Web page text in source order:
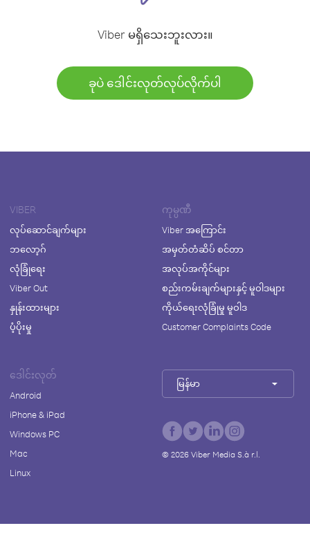
Viber မရှိသေးဘူးလား။
ခုပဲ ဒေါင်းလုတ်လုပ်လိုက်ပါ
VIBER
လုပ်ဆောင်ချက်များ
ဘလော့ဂ်
လုံခြုံရေး
Viber Out
နှုန်းထားများ
ပံ့ပိုးမှု
ကုမ္ပဏီ
Viber အကြောင်း
အမှတ်တံဆိပ် စင်တာ
အလုပ်အကိုင်များ
စည်းကမ်းချက်များနှင့် မူဝါဒများ
ကိုယ်ရေးလုံခြုံမှု မူဝါဒ
Customer Complaints Code
ဒေါင်းလုတ်
Android
iPhone & iPad
Windows PC
Mac
Linux
မြန်မာ
© 2026Viber Media S.à r.l.